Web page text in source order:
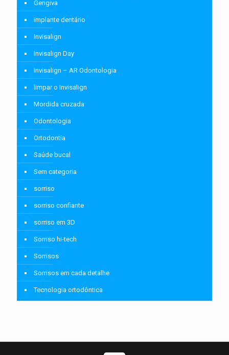
Gengiva
implante dentário
Invisalign
Invisalign Day
Invisalign – AR Odontologia
limpar o Invisalign
Mordida cruzada
Odontologia
Ortodontia
Saúde bucal
Sem categoria
sorriso
sorriso confiante
sorriso em 3D
Sorriso hi-tech
Sorrisos
Sorrisos em cada detalhe
Tecnologia ortodôntica